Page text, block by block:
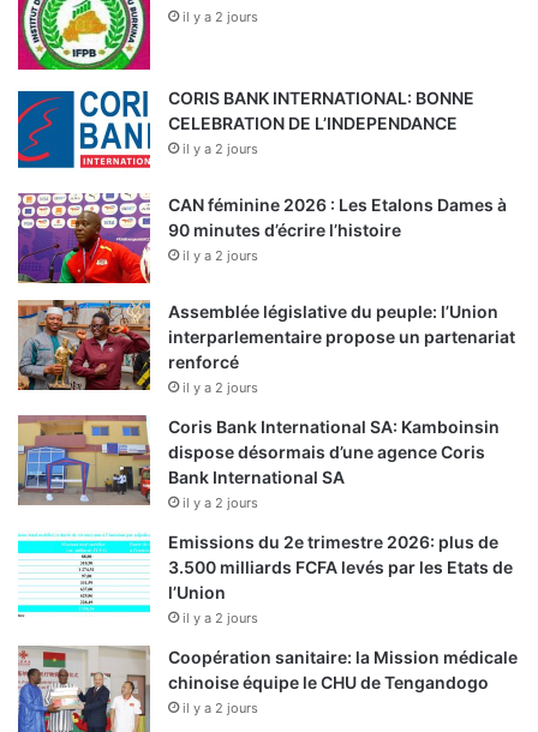
il y a 2 jours
CORIS BANK INTERNATIONAL: BONNE
CELEBRATION DE L’INDEPENDANCE
il y a 2 jours
CAN féminine 2026 : Les Etalons Dames à
90 minutes d’écrire l’histoire
il y a 2 jours
Assemblée législative du peuple: l’Union
interparlementaire propose un partenariat
renforcé
il y a 2 jours
Coris Bank International SA: Kamboinsin
dispose désormais d’une agence Coris
Bank International SA
il y a 2 jours
Emissions du 2e trimestre 2026: plus de
3.500 milliards FCFA levés par les Etats de
l’Union
il y a 2 jours
Coopération sanitaire: la Mission médicale
chinoise équipe le CHU de Tengandogo
il y a 2 jours